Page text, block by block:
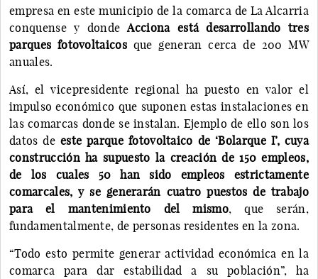
empresa en este municipio de la comarca de La Alcarria
conquense y dondeAcciona está desarrollando tres
parques fotovoltaicos que generan cerca de 200 MW
anuales.
Así, el vicepresidente regional ha puesto en valor el
impulso económico que suponen estas instalaciones en
las comarcas donde se instalan. Ejemplo de ello son los
datos de este parque fotovoltaico de ‘Bolarque I’, cuya
construcción ha supuesto la creación de 150 empleos,
de los cuales 50 han sido empleos estrictamente
comarcales, y se generarán cuatro puestos de trabajo
para el mantenimiento del mismo, que serán,
fundamentalmente, de personas residentes en la zona.
“Todo esto permite generar actividad económica en la
comarca para dar estabilidad a su población”, ha